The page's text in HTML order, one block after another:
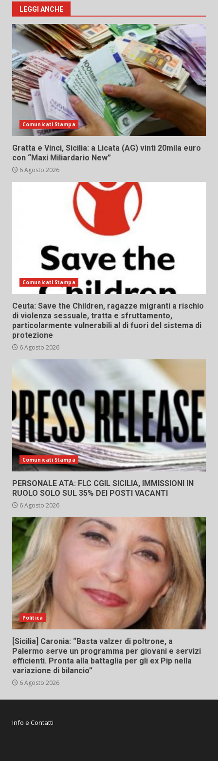
LEGGI ANCHE
Comunicati Stampa
Gratta e Vinci, Sicilia: a Licata (AG) vinti 20mila euro
con “Maxi Miliardario New”
6 Agosto 2026
Comunicati Stampa
Ceuta: Save the Children, ragazze migranti a rischio
di violenza sessuale, tratta e sfruttamento,
particolarmente vulnerabili al di fuori del sistema di
protezione
6 Agosto 2026
Comunicati Stampa
PERSONALE ATA: FLC CGIL SICILIA, IMMISSIONI IN
RUOLO SOLO SUL 35% DEI POSTI VACANTI
6 Agosto 2026
Politica
[Sicilia] Caronia: “Basta valzer di poltrone, a
Palermo serve un programma per giovani e servizi
efficienti. Pronta alla battaglia per gli ex Pip nella
variazione di bilancio”
6 Agosto 2026
Info e Contatti